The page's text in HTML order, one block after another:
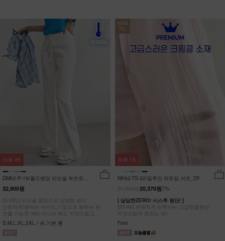
DM62-P-19/폴드밴딩 리오셀 부츠컷팬
츠_HR
32,900원
[S-2XL] 리오셀 원단으로 답답한 없이
산뜻하게!원하는 사이즈,기장으로 원하는 핏
연출 가능한 360 어디서 봐도 자연스럽고
균형잡힌 부츠컷 팬츠
S,M,L,XL,2XL / 숏,기본,롱
리뷰 35
NEW
7%
NK62-TS-32/일루민 뒤트임 셔츠_DY
7%
20,370원
[ 답답한ZERO! 시스루 원단! ]
[55-99] 은은하게 반짝이는 고급링클원단!
자연스럽게 흐르는 핏!
Free
리뷰 15